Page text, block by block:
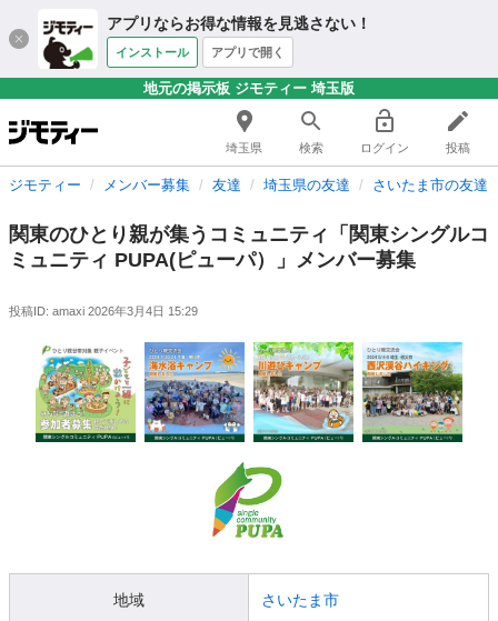
アプリならお得な情報を見逃さない！
インストール アプリで開く
地元の掲示板 ジモティー 埼玉版
埼玉県 検索 ログイン 投稿
ジモティー メンバー募集 友達 埼玉県の友達 さいたま市の友達
関東のひとり親が集うコミュニティ「関東シングルコ
ミュニティ PUPA(ピューパ）」メンバー募集
投稿ID: amaxi 2026年3月4日 15:29
地域 さいたま市